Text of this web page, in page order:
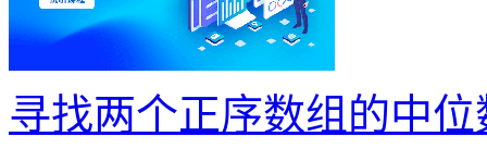
寻找两个正序数组的中位